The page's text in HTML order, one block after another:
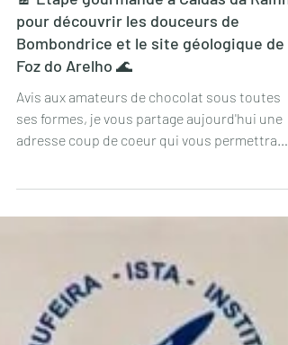
🍫 Étape gourmande à Caldas da Rainha
pour découvrir les douceurs de
Bombondrice et le site géologique de
Foz do Arelho 🌊
Avis aux amateurs de chocolat sous toutes
ses formes, je vous partage aujourd'hui une
de...